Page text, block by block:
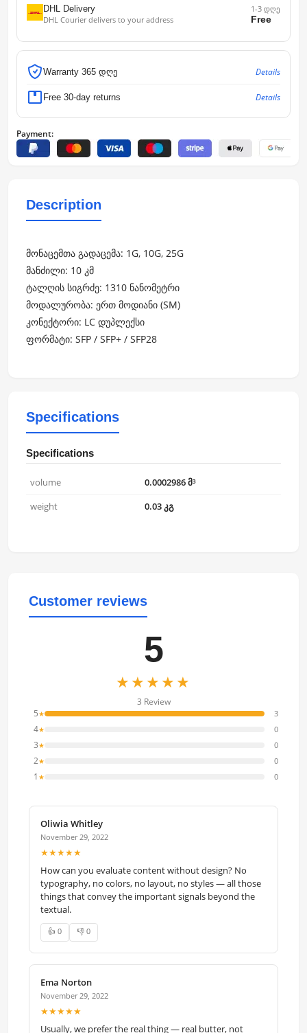
DHL Delivery
DHL Courier delivers to your address
1-3 დღე
Free
Warranty 365 დღე Details
Free 30-day returns Details
Payment:
Description
მონაცემთა გადაცემა: 1G, 10G, 25G
მანძილი: 10 კმ
ტალღის სიგრძე: 1310 ნანომეტრი
მოდალურობა: ერთ მოდიანი (SM)
კონექტორი: LC დუპლექსი
ფორმატი: SFP / SFP+ / SFP28
Specifications
Specifications
volume
0.0002986 მ³
weight
0.03 კგ
Customer reviews
5
★★★★★
3 Review
5★ 3
4★ 0
3★ 0
2★ 0
1 ★ 0
Oliwia Whitley
November 29, 2022
★★★★★
How can you evaluate content without design? No
typography, no colors, no layout, no styles — all those
things that convey the important signals beyond the
textual.
👍 0 👎 0
Ema Norton
November 29, 2022
★★★★★
Usually, we prefer the real thing — real butter, not